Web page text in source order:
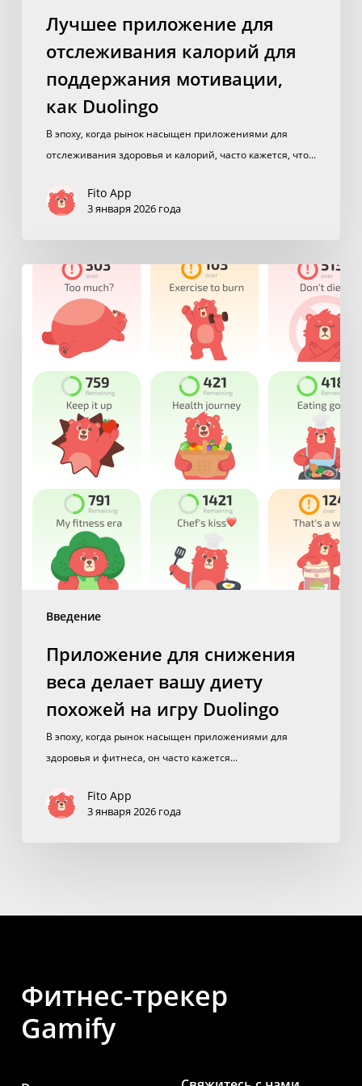
Лучшее приложение для
отслеживания калорий для
поддержания мотивации,
как Duolingo
В эпоху, когда рынок насыщен приложениями для
отслеживания здоровья и калорий, часто кажется, что...
Fito App
3 января 2026 года
Введение
Приложение
снижения
веса
вашу
похожей
Приложение для снижения
веса делает вашу диету
похожей на игру Duolingo
В эпоху, когда рынок насыщен приложениями для
здоровья и фитнеса, он часто кажется...
Fito App
3 января 2026 года
Фитнес-трекер
Gamify